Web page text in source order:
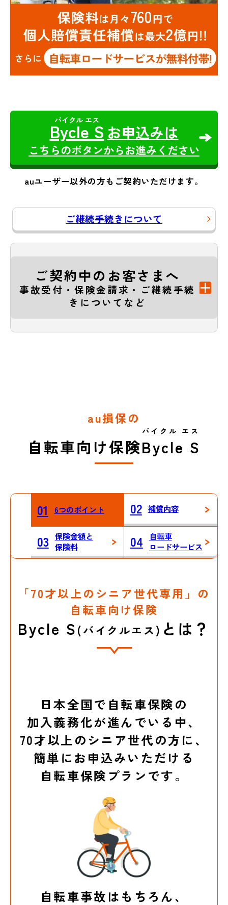
Bycle S お申込みは
こちらのボタンからお進みください
auユーザー以外の方もご契約いただけます。
ご継続手続きについて
ご契約中のお客さまへ
事故受付・保険金請求・ご継続手続
きについてなど
au損保の
自転車向け保険Bycle S
バイクル エス
01 6つのポイント 02 補償内容
03 保険金額と
保険料
04
自転車
ロードサービス
「70才以上のシニア世代専用」の
自転車向け保険
Bycle S(バイクルエス) とは？
日本全国で自転車保険の
加入義務化が進んでいる中、
70才以上のシニア世代の方に、
簡単にお申込みいただける
自転車保険プランです。
自転車事故はもちろん、